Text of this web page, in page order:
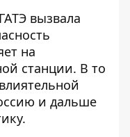
вызвала
на
станции. В то
и дальше